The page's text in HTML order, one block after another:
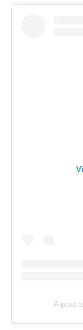
A post